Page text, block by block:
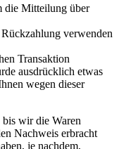
die Mitteilung über
verwenden
Transaktion
ausdrücklich etwas
wegen dieser
wir die Waren
Nachweis erbracht
je nachdem,